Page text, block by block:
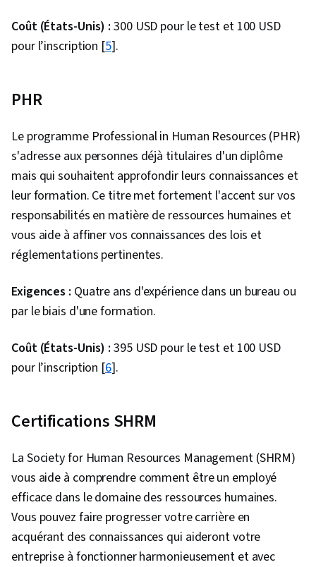
Coût (États-Unis) : 300 USD pour le test et 100 USD
pour l’inscription [5].
PHR
Le programme Professional in Human Resources (PHR)
s'adresse aux personnes déjà titulaires d'un diplôme
mais qui souhaitent approfondir leurs connaissances et
leur formation. Ce titre met fortement l'accent sur vos
responsabilités en matière de ressources humaines et
vous aide à affiner vos connaissances des lois et
réglementations pertinentes.
Exigences : Quatre ans d'expérience dans un bureau ou
par le biais d'une formation.
Coût (États-Unis) : 395 USD pour le test et 100 USD
pour l’inscription [6].
Certifications SHRM
La Society for Human Resources Management (SHRM)
vous aide à comprendre comment être un employé
efficace dans le domaine des ressources humaines.
Vous pouvez faire progresser votre carrière en
acquérant des connaissances qui aideront votre
entreprise à fonctionner harmonieusement et avec